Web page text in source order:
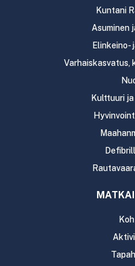
Kuntani
Asuminen
Elinkeino-
Varhaiskasvatus,
Kulttuuri